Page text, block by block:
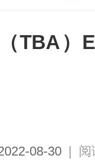
TBA）
08-30 | 阅